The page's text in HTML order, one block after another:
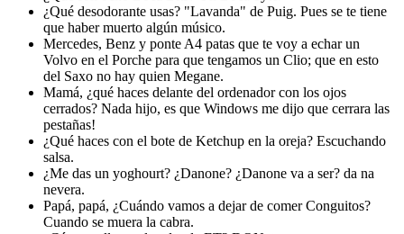
¿Qué desodorante usas? "Lavanda" de Puig. Pues se te tiene
que haber muerto algún músico.
Mercedes, Benz y ponte A4 patas que te voy a echar un
Volvo en el Porche para que tengamos un Clio; que en esto
del Saxo no hay quien Megane.
Mamá, ¿qué haces delante del ordenador con los ojos
cerrados? Nada hijo, es que Windows me dijo que cerrara las
pestañas!
¿Qué haces con el bote de Ketchup en la oreja? Escuchando
salsa.
¿Me das un yoghourt? ¿Danone? ¿Danone va a ser? da na
nevera.
Papá, papá, ¿Cuándo vamos a dejar de comer Conguitos?
Cuando se muera la cabra.